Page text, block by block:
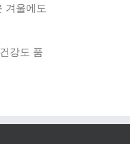
겨울에도
강도 품